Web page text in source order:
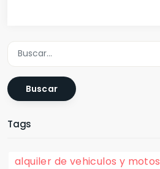
Buscar
Tags
alquiler de vehiculos y motos